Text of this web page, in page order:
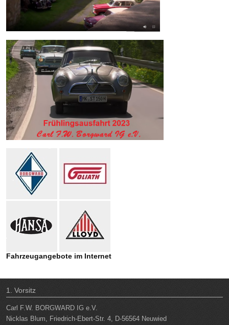
Fahrzeugangebote im Internet
1. Vorsitz
Carl F.W. BORGWARD IG e.V.
Nicklas Blum, Friedrich-Ebert-Str. 4, D-56564 Neuwied